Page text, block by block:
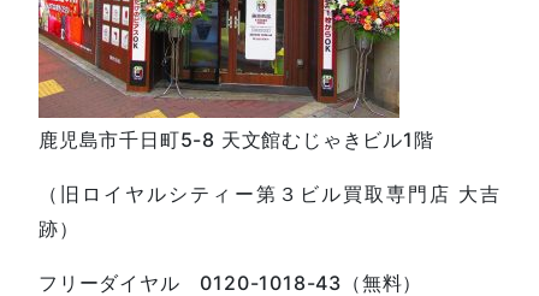
鹿児島市千日町5-8 天文館むじゃきビル1階
（旧ロイヤルシティー第３ビル買取専門店 大吉
跡）
フリーダイヤル 0120-1018-43（無料）